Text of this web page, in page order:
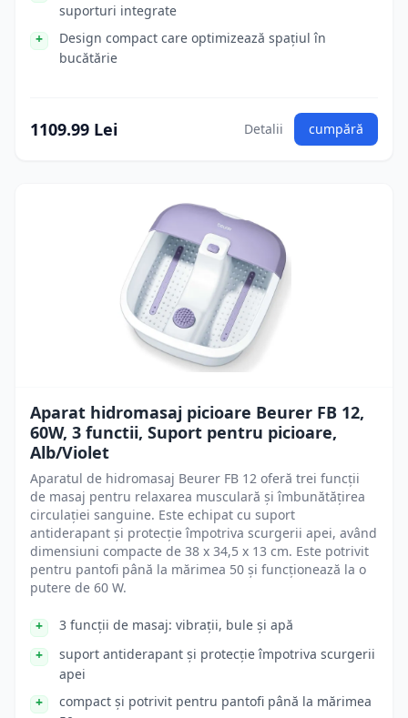
suporturi integrate
Design compact care optimizează spațiul în
bucătărie
1109.99 Lei Detalii cumpără
Aparat hidromasaj picioare Beurer FB 12,
60W, 3 functii, Suport pentru picioare,
Alb/Violet
Aparatul de hidromasaj Beurer FB 12 oferă trei funcții
de masaj pentru relaxarea musculară și îmbunătățirea
circulației sanguine. Este echipat cu suport
antiderapant și protecție împotriva scurgerii apei, având
dimensiuni compacte de 38 x 34,5 x 13 cm. Este potrivit
pentru pantofi până la mărimea 50 și funcționează la o
putere de 60 W.
3 funcții de masaj: vibrații, bule și apă
suport antiderapant și protecție împotriva scurgerii
apei
compact și potrivit pentru pantofi până la mărimea